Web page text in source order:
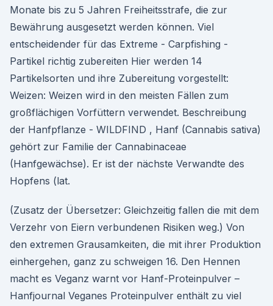
Monate bis zu 5 Jahren Freiheitsstrafe, die zur
Bewährung ausgesetzt werden können. Viel
entscheidender für das Extreme - Carpfishing -
Partikel richtig zubereiten Hier werden 14
Partikelsorten und ihre Zubereitung vorgestellt:
Weizen: Weizen wird in den meisten Fällen zum
großflächigen Vorfüttern verwendet. Beschreibung
der Hanfpflanze - WILDFIND , Hanf (Cannabis sativa)
gehört zur Familie der Cannabinaceae
(Hanfgewächse). Er ist der nächste Verwandte des
Hopfens (lat.
(Zusatz der Übersetzer: Gleichzeitig fallen die mit dem
Verzehr von Eiern verbundenen Risiken weg.) Von
den extremen Grausamkeiten, die mit ihrer Produktion
einhergehen, ganz zu schweigen 16. Den Hennen
macht es Veganz warnt vor Hanf-Proteinpulver –
Hanfjournal Veganes Proteinpulver enthält zu viel